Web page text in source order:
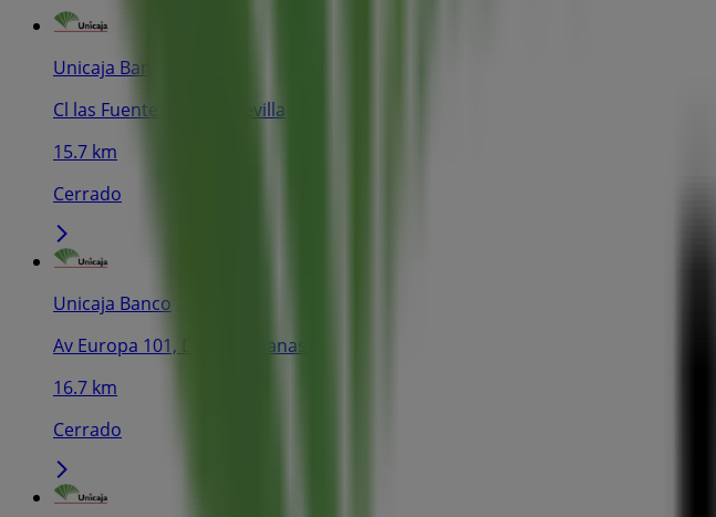
Unicaja Banco
Cl las Fuentezuelas 1, Sevilla
15.7 km
Cerrado
Unicaja Banco
Av Europa 101, Dos Hermanas
16.7 km
Cerrado